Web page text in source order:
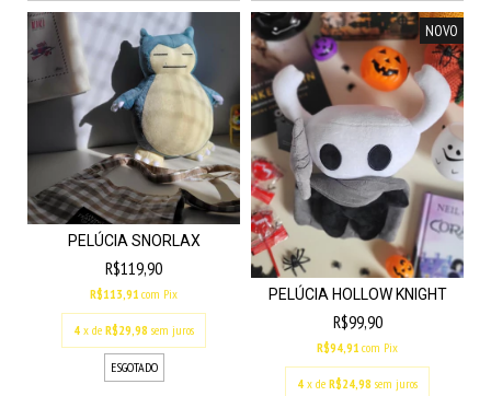
PELÚCIA SNORLAX
R$119,90
R$113,91 com Pix
4 x de R$29,98 sem juros
ESGOTADO
NOVO
PELÚCIA HOLLOW KNIGHT
R$99,90
R$94,91 com Pix
4 x de R$24,98 sem juros